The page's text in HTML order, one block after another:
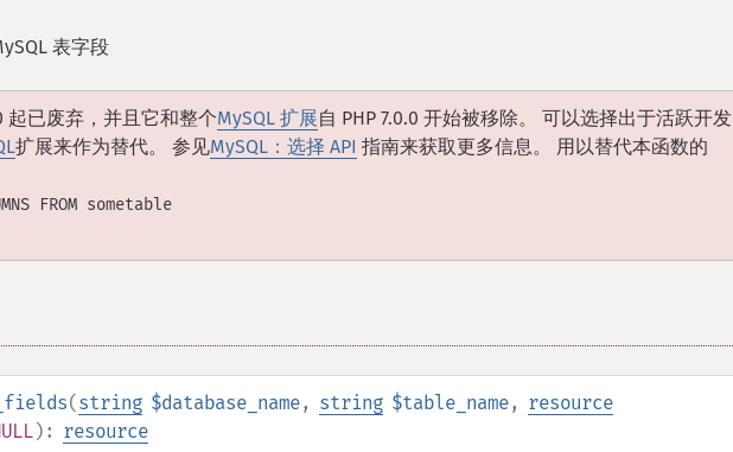
表字段
起已废弃，并且它和整个MySQL 扩展自 PHP 7.0.0 开始被移除。 可以选择出于活跃开发
扩展来作为替代。 参见MySQL：选择 API 指南来获取更多信息。 用以替代本函数的
FROM sometable
(string $database_name, string $table_name, resource
): resource